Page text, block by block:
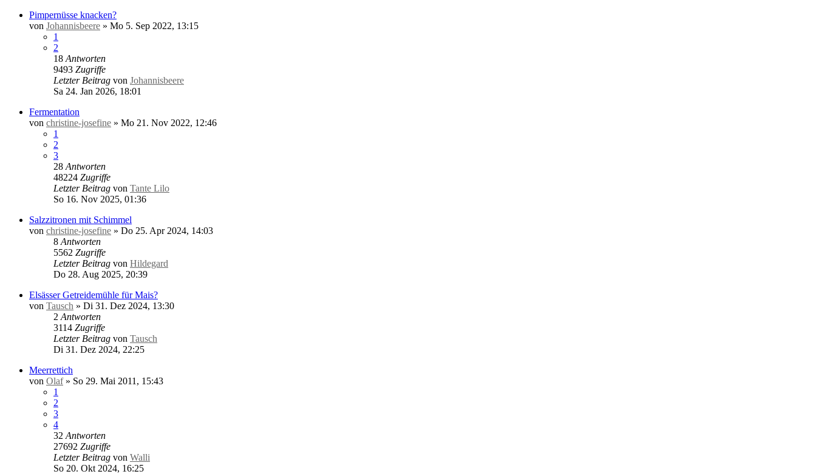
Pimpernüsse knacken?
von Johannisbeere » Mo 5. Sep 2022, 13:15
1
2
18 Antworten
9493 Zugriffe
Letzter Beitrag von Johannisbeere
Sa 24. Jan 2026, 18:01
Fermentation
von christine-josefine » Mo 21. Nov 2022, 12:46
1
2
3
28 Antworten
48224 Zugriffe
Letzter Beitrag von Tante Lilo
So 16. Nov 2025, 01:36
Salzzitronen mit Schimmel
von christine-josefine » Do 25. Apr 2024, 14:03
8 Antworten
5562 Zugriffe
Letzter Beitrag von Hildegard
Do 28. Aug 2025, 20:39
Elsässer Getreidemühle für Mais?
von Tausch » Di 31. Dez 2024, 13:30
2 Antworten
3114 Zugriffe
Letzter Beitrag von Tausch
Di 31. Dez 2024, 22:25
Meerrettich
von Olaf» So 29. Mai 2011, 15:43
1
2
3
4
32 Antworten
27692 Zugriffe
Letzter Beitrag von Walli
So 20. Okt 2024, 16:25